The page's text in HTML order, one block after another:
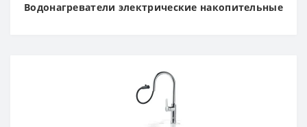
Водонагреватели электрические накопительные